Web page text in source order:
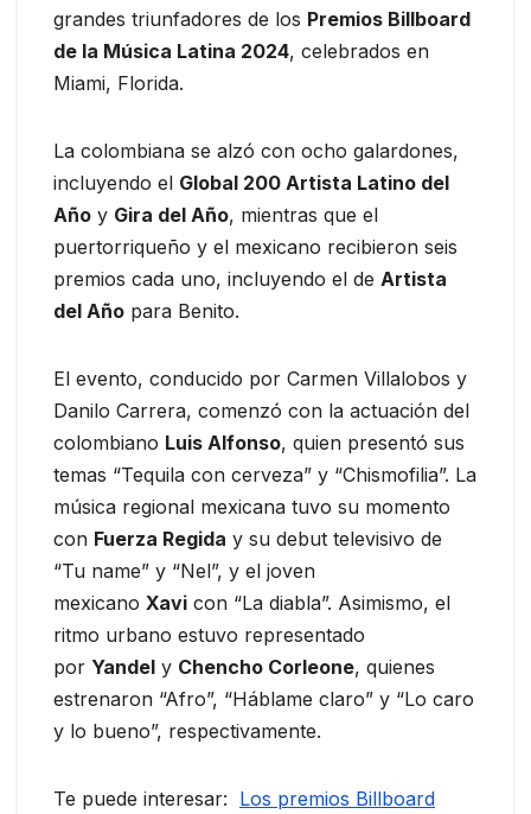
grandes triunfadores de los Premios Billboard
de la Música Latina 2024, celebrados en
Miami, Florida.
La colombiana se alzó con ocho galardones,
incluyendo el Global 200 Artista Latino del
Año y Gira del Año, mientras que el
puertorriqueño y el mexicano recibieron seis
premios cada uno, incluyendo el de Artista
del Año para Benito.
El evento, conducido por Carmen Villalobos y
Danilo Carrera, comenzó con la actuación del
colombiano Luis Alfonso, quien presentó sus
temas “Tequila con cerveza” y “Chismofilia”. La
música regional mexicana tuvo su momento
con Fuerza Regida y su debut televisivo de
“Tu name” y “Nel”, y el joven
mexicano Xavi con “La diabla”. Asimismo, el
ritmo urbano estuvo representado
por Yandel y Chencho Corleone, quienes
estrenaron “Afro”, “Háblame claro” y “Lo caro
y lo bueno”, respectivamente.
Te puede interesar: Los premios Billboard